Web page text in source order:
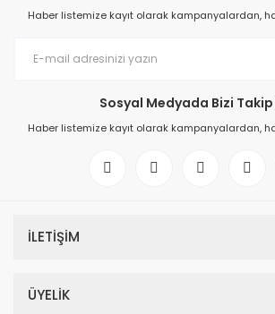
Haber listemize kayıt olarak kampanyalardan,
Sosyal Medyada Bizi Takip
Haber listemize kayıt olarak kampanyalardan,
İLETİŞİM
ÜYELİK